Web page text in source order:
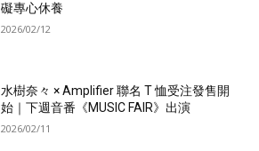
礙專心休養
2026/02/12
水樹奈々 × Amplifier 聯名 T 恤受注發售開
始｜下週音番《MUSIC FAIR》出演
2026/02/11